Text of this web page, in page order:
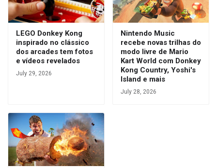
LEGO Donkey Kong
inspirado no clássico
dos arcades tem fotos
e vídeos revelados
July 29, 2026
Nintendo Music
recebe novas trilhas do
modo livre de Mario
Kart World com Donkey
Kong Country, Yoshi's
Island e mais
July 28, 2026